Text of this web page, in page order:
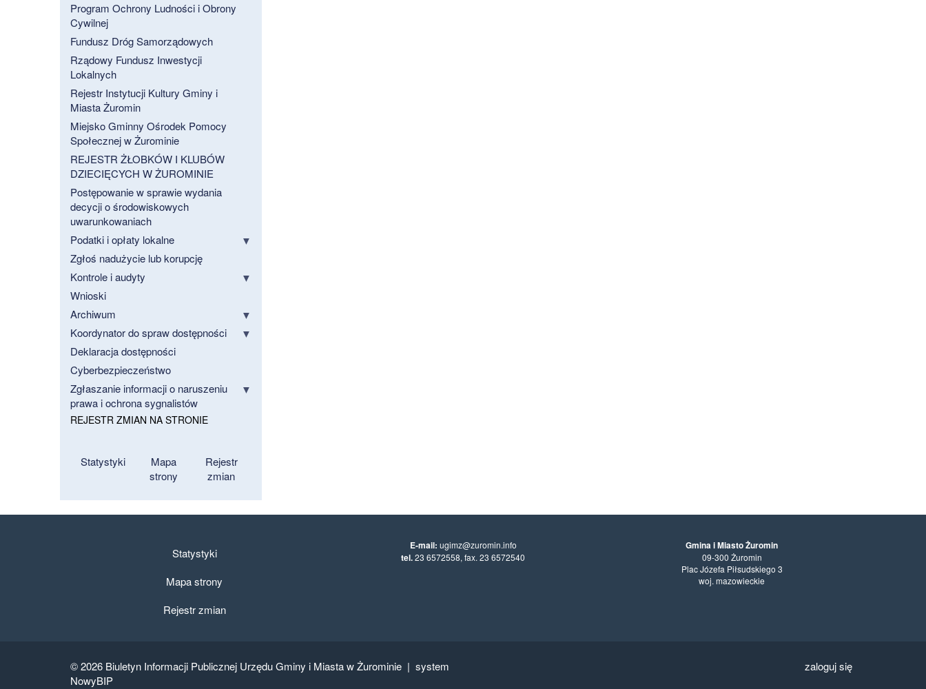
Program Ochrony Ludności i Obrony
Cywilnej
Fundusz Dróg Samorządowych
Rządowy Fundusz Inwestycji
Lokalnych
Rejestr Instytucji Kultury Gminy i
Miasta Żuromin
Miejsko Gminny Ośrodek Pomocy
Społecznej w Żurominie
REJESTR ŻŁOBKÓW I KLUBÓW
DZIECIĘCYCH W ŻUROMINIE
Postępowanie w sprawie wydania
decycji o środowiskowych
uwarunkowaniach
Podatki i opłaty lokalne
Zgłoś nadużycie lub korupcję
Kontrole i audyty
Wnioski
Archiwum
Koordynator do spraw dostępności
Deklaracja dostępności
Cyberbezpieczeństwo
Zgłaszanie informacji o naruszeniu
prawa i ochrona sygnalistów
REJESTR ZMIAN NA STRONIE
Statystyki
Mapa
strony
Rejestr
zmian
Statystyki
Mapa strony
Rejestr zmian
E-mail: ugimz@zuromin.info
tel.23 6572558, fax. 23 6572540
Gmina i Miasto Żuromin
09-300 Żuromin
Plac Józefa Piłsudskiego 3
woj. mazowieckie
© 2026 Biuletyn Informacji Publicznej Urzędu Gminy i Miasta w Żurominie | system
NowyBIP
zaloguj się